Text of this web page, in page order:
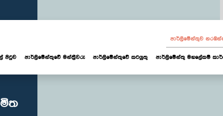
පාර්ලි‌මේන්තුව
පිටුව පාර්ලි‌මේන්තුවේ මන්ත්‍රීවරු පාර්ලිමේන්තුවේ කටයුතු පාර්ලිමේන්තු මහලේකම්